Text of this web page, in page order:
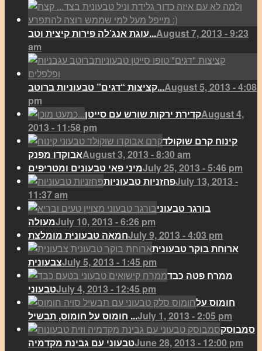
עוגת אנג’לה פירות קיצית וטב...August 7, 2013 - 9:23
am
קציצות “דגים” טבעוניות ברוטב...August 5, 2013 - 4:08
pm
קדירת ירקות שורש עם סייטןAugust 4,
2013 - 11:58 pm
קינוח קרם שוקולד
אבוקדו מפנקAugust 3, 2013 - 8:30 am
מיני פאי טבעונים ומטריפיםJuly 25, 2013 - 5:46 pm
פחזניות טבעוניותJuly 13, 2013 -
11:37 am
בורגר טבעוני
מעולהJuly 10, 2013 - 6:26 pm
חמאה טבעונית מומלצתJuly 9, 2013 - 4:03 pm
ארוחת בוקר טבעונית
צבעוניתJuly 5, 2013 - 1:45 pm
ממרח פטה כבד
טבעוניJuly 4, 2013 - 12:45 pm
חומוס על
חומוס על חומוס, תבשיל ...July 1, 2013 - 2:05 pm
סמבוסק
טבעוני עם גבינת מקדמיהJune 28, 2013 - 12:00 pm